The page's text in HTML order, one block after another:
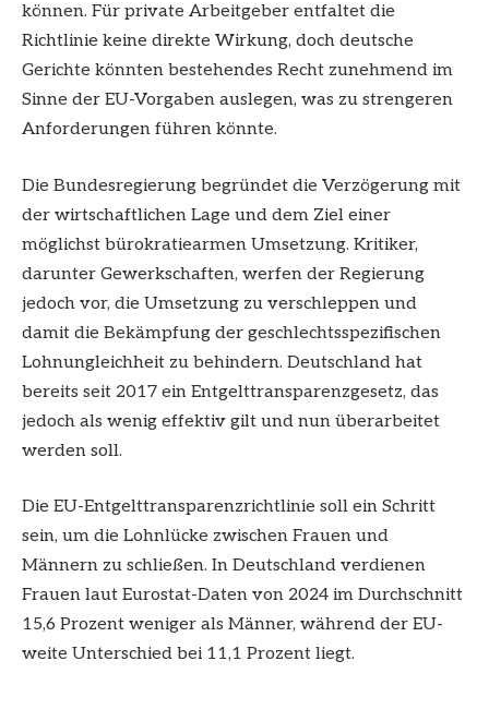
können. Für private Arbeitgeber entfaltet die
Richtlinie keine direkte Wirkung, doch deutsche
Gerichte könnten bestehendes Recht zunehmend im
Sinne der EU-Vorgaben auslegen, was zu strengeren
Anforderungen führen könnte.
Die Bundesregierung begründet die Verzögerung mit
der wirtschaftlichen Lage und dem Ziel einer
möglichst bürokratiearmen Umsetzung. Kritiker,
darunter Gewerkschaften, werfen der Regierung
jedoch vor, die Umsetzung zu verschleppen und
damit die Bekämpfung der geschlechtsspezifischen
Lohnungleichheit zu behindern. Deutschland hat
bereits seit 2017 ein Entgelttransparenzgesetz, das
jedoch als wenig effektiv gilt und nun überarbeitet
werden soll.
Die EU-Entgelttransparenzrichtlinie soll ein Schritt
sein, um die Lohnlücke zwischen Frauen und
Männern zu schließen. In Deutschland verdienen
Frauen laut Eurostat-Daten von 2024 im Durchschnitt
15,6 Prozent weniger als Männer, während der EU-
weite Unterschied bei 11,1 Prozent liegt.